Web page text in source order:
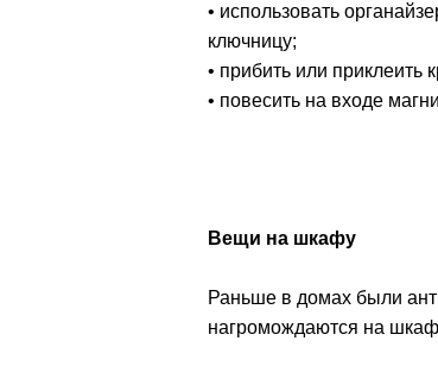
• использовать
ключницу;
• прибить или приклеить
• повесить на входе
Вещи на шкафу
Раньше в домах были
нагромождаются на